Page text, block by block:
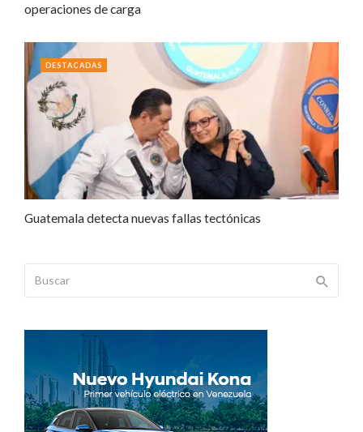
operaciones de carga
Guatemala detecta nuevas fallas tectónicas
DESTACADAS